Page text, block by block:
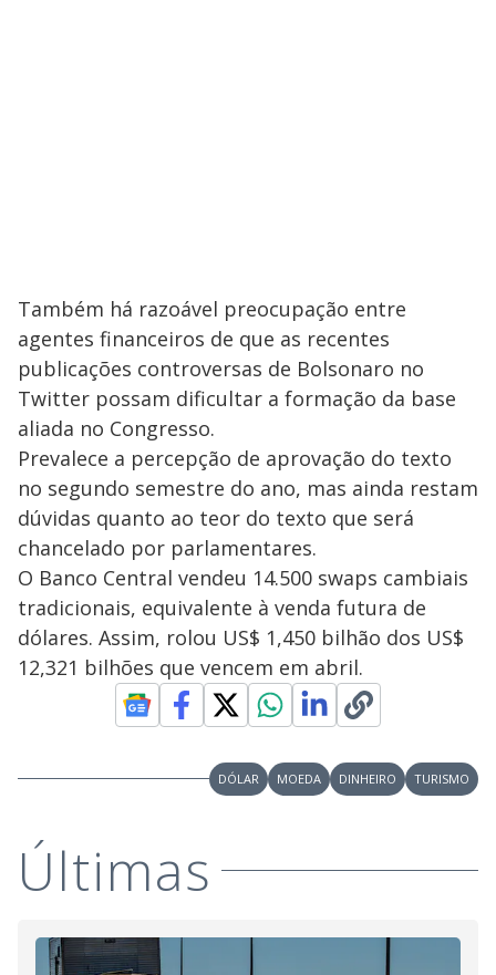
Também há razoável preocupação entre
agentes financeiros de que as recentes
publicações controversas de Bolsonaro no
Twitter possam dificultar a formação da base
aliada no Congresso.
Prevalece a percepção de aprovação do texto
no segundo semestre do ano, mas ainda restam
dúvidas quanto ao teor do texto que será
chancelado por parlamentares.
O Banco Central vendeu 14.500 swaps cambiais
tradicionais, equivalente à venda futura de
dólares. Assim, rolou US$ 1,450 bilhão dos US$
12,321 bilhões que vencem em abril.
DÓLAR MOEDA DINHEIRO TURISMO
Últimas